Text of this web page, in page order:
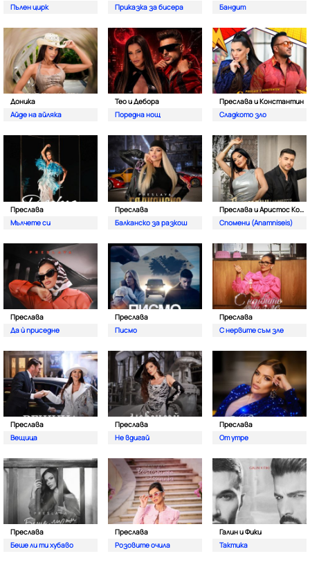
Пълен цирк
Приказка за бисера
Бандит
Доника
Айде на айляка
Тео и Дебора
Поредна нощ
Преслава и Константин
Сладкото зло
Преслава
Мълчете си
Преслава
Балканско за разкош
Преслава и Аристос Константину
Спомени (Anamniseis)
Преслава
Да ѝ приседне
Преслава
Писмо
Преслава
С нервите съм зле
Преслава
Вещица
Преслава
Не вдигай
Преслава
От утре
Преслава
Беше ли ти хубаво
Преслава
Розовите очила
Галин и Фики
Тактика